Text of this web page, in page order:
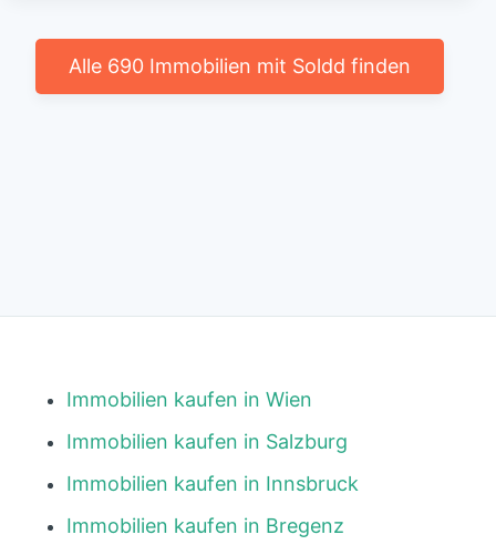
Alle 690 Immobilien mit Soldd finden
Immobilien kaufen in Wien
Immobilien kaufen in Salzburg
Immobilien kaufen in Innsbruck
Immobilien kaufen in Bregenz